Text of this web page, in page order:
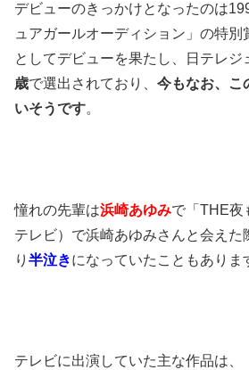
デビューのきっかけとなったのは
ュアガールオーディション」の特
としてデビューを果たし、日テレジ
歳で選出されており、 今もなお、こ
いそうです。
憧れの先輩は浜崎あゆみで「THE夜
テレビ）で浜崎あゆみさんと会えた
り 半泣きになっていたこともありま
テレビに出演していた主な作品は、